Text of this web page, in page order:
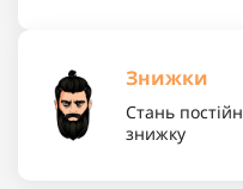
Знижки
Стань
знижку